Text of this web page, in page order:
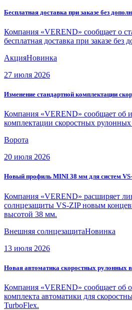
Бесплатная доставка при заказе без
Компания «VEREND» сообщает о
бесплатная доставка при заказе без
АкцияНовинка
27 июля 2026
Изменение стандартной комплектации
Компания «VEREND» сообщает об
комплектации скоростных
Ворота
20 июля 2026
Новый профиль MINI 38 мм для систем
Компания «VEREND» расширяет
солнцезащиты VS-ZIP новым
высотой 38 мм.
Внешняя солнцезащитаНовинка
13 июля 2026
Новая автоматика скоростных рулонных
Компания «VEREND» сообщает об
комплекта автоматики для
TurboFlex.